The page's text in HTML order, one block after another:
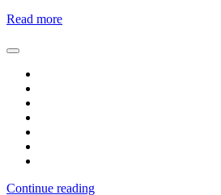
Read more
Continue reading